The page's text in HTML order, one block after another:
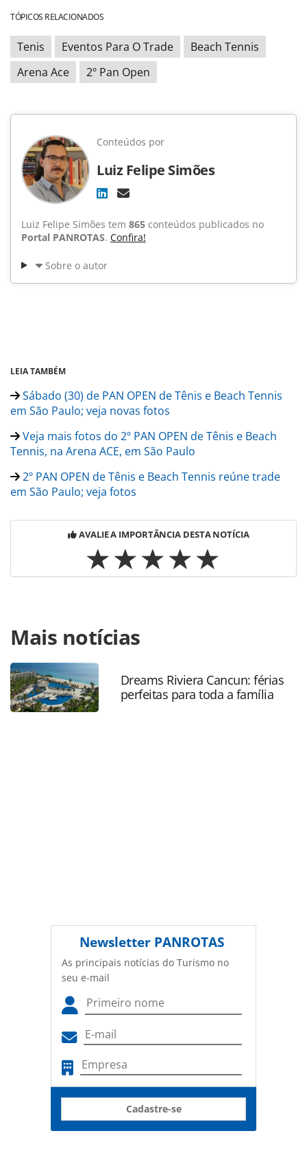
TÓPICOS RELACIONADOS
Tenis Eventos Para O Trade
Beach Tennis
Arena Ace
2º Pan Open
Conteúdos por
Luiz Felipe Simões
Luiz Felipe Simões tem 865 conteúdos publicados no
Portal PANROTAS. Confira!
Sobre o autor
LEIA TAMBÉM
Sábado (30) de PAN OPEN de Tênis e Beach Tennis
em São Paulo; veja novas fotos
Veja mais fotos do 2º PAN OPEN de Tênis e Beach
Tennis, na Arena ACE, em São Paulo
2º PAN OPEN de Tênis e Beach Tennis reúne trade
em São Paulo; veja fotos
AVALIE A IMPORTÂNCIA DESTA NOTÍCIA
https://www.panrotas.com.br/mercado/encontros/2026/
pan-open-de-tenis-e-beach-tennis-movimenta-a-arena-ace-
em-sao-paulo-veja-novas-fotos_229043.html ou as
ferramentas oferecidas na página. Todo o conteúdo
produzido pela PANROTAS Editora é protegido pela
legislação brasileira sobre direito autoral. Não reproduza o
Mais notícias
Dreams Riviera Cancun: férias
perfeitas para toda a família
Newsletter PANROTAS
As principais notícias do Turismo no
seu e-mail
Cadastre-se